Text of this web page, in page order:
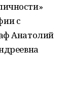
с
Анатолий